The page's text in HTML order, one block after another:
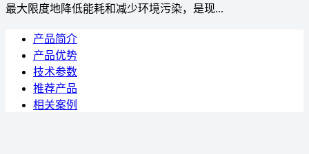
最大限度地降低能耗和减少环境污染，是现...
产品简介
产品优势
技术参数
推荐产品
相关案例